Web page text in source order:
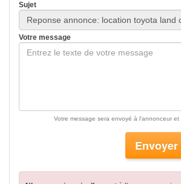
Sujet
Votre message
Votre message sera envoyé à l'annonceur et